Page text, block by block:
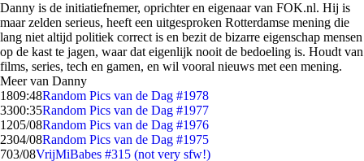
Danny is de initiatiefnemer, oprichter en eigenaar van FOK.nl. Hij is
maar zelden serieus, heeft een uitgesproken Rotterdamse mening die
lang niet altijd politiek correct is en bezit de bizarre eigenschap mensen
op de kast te jagen, waar dat eigenlijk nooit de bedoeling is. Houdt van
films, series, tech en gamen, en wil vooral nieuws met een mening.
Meer van Danny
1809:48Random Pics van de Dag #1978
3300:35Random Pics van de Dag #1977
1205/08Random Pics van de Dag #1976
2304/08Random Pics van de Dag #1975
703/08VrijMiBabes #315 (not very sfw!)